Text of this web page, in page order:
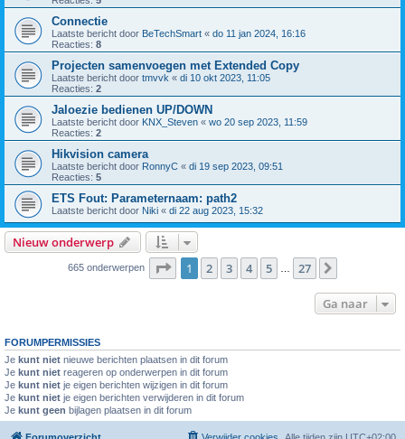
Connectie
Laatste bericht door BeTechSmart « do 11 jan 2024, 16:16
Reacties: 8
Projecten samenvoegen met Extended Copy
Laatste bericht door tmvvk « di 10 okt 2023, 11:05
Reacties: 2
Jaloezie bedienen UP/DOWN
Laatste bericht door KNX_Steven « wo 20 sep 2023, 11:59
Reacties: 2
Hikvision camera
Laatste bericht door RonnyC « di 19 sep 2023, 09:51
Reacties: 5
ETS Fout: Parameternaam: path2
Laatste bericht door Niki « di 22 aug 2023, 15:32
Nieuw onderwerp
665 onderwerpen Pagina van 27
1 2 3 4 5 27
Ga naar
FORUMPERMISSIES
Je kunt niet nieuwe berichten plaatsen in dit forum
Je kunt niet reageren op onderwerpen in dit forum
Je kunt niet je eigen berichten wijzigen in dit forum
Je kunt niet je eigen berichten verwijderen in dit forum
Je kunt geen bijlagen plaatsen in dit forum